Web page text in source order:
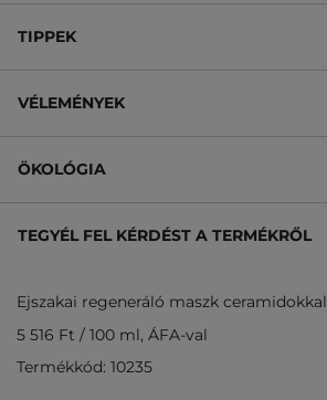
TIPPEK
VÉLEMÉNYEK
ÖKOLÓGIA
TEGYÉL FEL KÉRDÉST A TERMÉKRŐL
Ejszakai regeneráló maszk ceramidokkal
5 516 Ft / 100 ml, ÁFA-val
Termékkód: 10235